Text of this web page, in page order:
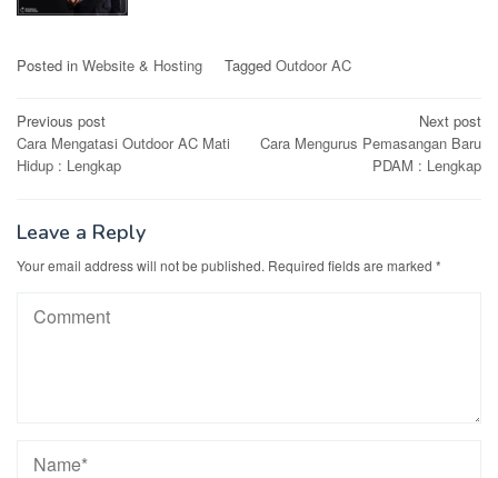
Posted in Website & Hosting Tagged Outdoor AC
Post
navigation
Previous post
Cara Mengatasi Outdoor AC Mati
Hidup : Lengkap
Next post
Cara Mengurus Pemasangan Baru
PDAM : Lengkap
Leave a Reply
Your email address will not be published. Required fields are marked *